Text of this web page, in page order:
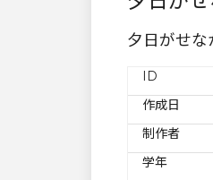
夕日がせ
ID
作成日
制作者
学年